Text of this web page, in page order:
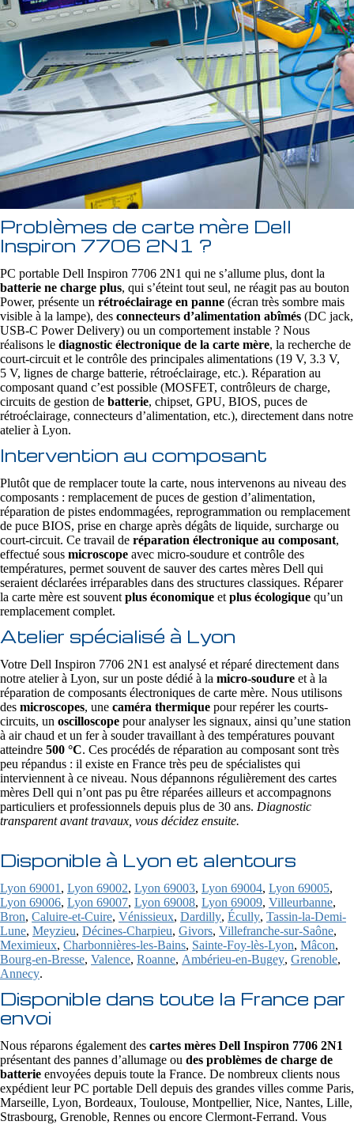
Problèmes de carte mère Dell
Inspiron 7706 2N1 ?
PC portable Dell Inspiron 7706 2N1 qui ne s’allume plus, dont la
batterie ne charge plus, qui s’éteint tout seul, ne réagit pas au bouton
Power, présente un rétroéclairage en panne (écran très sombre mais
visible à la lampe), des connecteurs d’alimentation abîmés (DC jack,
USB‑C Power Delivery) ou un comportement instable ? Nous
réalisons le diagnostic électronique de la carte mère, la recherche de
court‑circuit et le contrôle des principales alimentations (19 V, 3.3 V,
5 V, lignes de charge batterie, rétroéclairage, etc.). Réparation au
composant quand c’est possible (MOSFET, contrôleurs de charge,
circuits de gestion de batterie, chipset, GPU, BIOS, puces de
rétroéclairage, connecteurs d’alimentation, etc.), directement dans notre
atelier à Lyon.
Intervention au composant
Plutôt que de remplacer toute la carte, nous intervenons au niveau des
composants : remplacement de puces de gestion d’alimentation,
réparation de pistes endommagées, reprogrammation ou remplacement
de puce BIOS, prise en charge après dégâts de liquide, surcharge ou
court-circuit. Ce travail de réparation électronique au composant,
effectué sous microscope avec micro-soudure et contrôle des
températures, permet souvent de sauver des cartes mères Dell qui
seraient déclarées irréparables dans des structures classiques. Réparer
la carte mère est souvent plus économique et plus écologique qu’un
remplacement complet.
Atelier spécialisé à Lyon
Votre Dell Inspiron 7706 2N1 est analysé et réparé directement dans
notre atelier à Lyon, sur un poste dédié à la micro-soudure et à la
réparation de composants électroniques de carte mère. Nous utilisons
des microscopes, une caméra thermique pour repérer les courts-
circuits, un oscilloscope pour analyser les signaux, ainsi qu’une station
à air chaud et un fer à souder travaillant à des températures pouvant
atteindre 500 °C. Ces procédés de réparation au composant sont très
peu répandus : il existe en France très peu de spécialistes qui
interviennent à ce niveau. Nous dépannons régulièrement des cartes
mères Dell qui n’ont pas pu être réparées ailleurs et accompagnons
particuliers et professionnels depuis plus de 30 ans. Diagnostic
transparent avant travaux, vous décidez ensuite.
Disponible à Lyon et alentours
Lyon 69001 , Lyon 69002, Lyon 69003, Lyon 69004, Lyon 69005,
Lyon 69006, Lyon 69007, Lyon 69008, Lyon 69009, Villeurbanne,
Bron, Caluire-et-Cuire, Vénissieux, Dardilly, Écully, Tassin-la-Demi-
Lune, Meyzieu, Décines-Charpieu, Givors, Villefranche-sur-Saône,
Meximieux, Charbonnières-les-Bains, Sainte-Foy-lès-Lyon, Mâcon,
Bourg-en-Bresse, Valence, Roanne, Ambérieu-en-Bugey, Grenoble,
Annecy.
Disponible dans toute la France par
envoi
Nous réparons également des cartes mères Dell Inspiron 7706 2N1
présentant des pannes d’allumage ou des problèmes de charge de
batterie envoyées depuis toute la France. De nombreux clients nous
expédient leur PC portable Dell depuis des grandes villes comme Paris,
Marseille, Lyon, Bordeaux, Toulouse, Montpellier, Nice, Nantes, Lille,
Strasbourg, Grenoble, Rennes ou encore Clermont-Ferrand. Vous